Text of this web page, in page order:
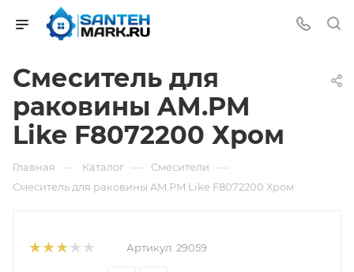
Смеситель для
раковины AM.PM
Like F8072200 Хром
Главная — Каталог — Смесители —
Смеситель для раковины AM.PM Like F8072200 Хром
Артикул: 29059